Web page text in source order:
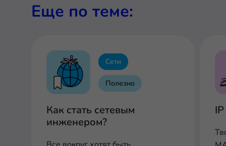
Еще по теме:
Сети
Полезно
Как стать сетевым
инженером?